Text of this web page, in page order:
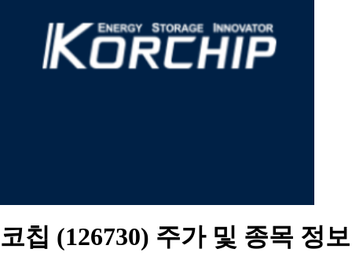
코칩 (126730) 주가 및 종목 정보